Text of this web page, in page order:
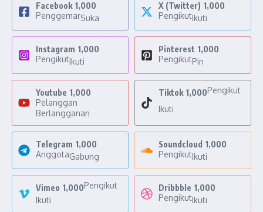
Facebook 1,000
PenggemarSuka
X (Twitter) 1,000
PengikutIkuti
Instagram 1,000
PengikutIkuti
Pinterest 1,000
PengikutPin
Youtube 1,000
Pelanggan
Berlangganan
Tiktok 1,000Pengikut
Ikuti
Telegram 1,000
AnggotaGabung
Soundcloud 1,000
PengikutIkuti
Vimeo 1,000Pengikut
Ikuti
Dribbble 1,000
PengikutIkuti